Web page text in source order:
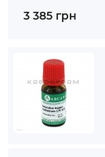
3 385 грн